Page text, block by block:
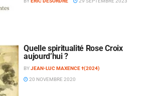
Quelle spiritualité Rose Croix
aujourd’hui ?
BYJEAN-LUC MAXENCE †(2024)
20 NOVEMBRE 2020